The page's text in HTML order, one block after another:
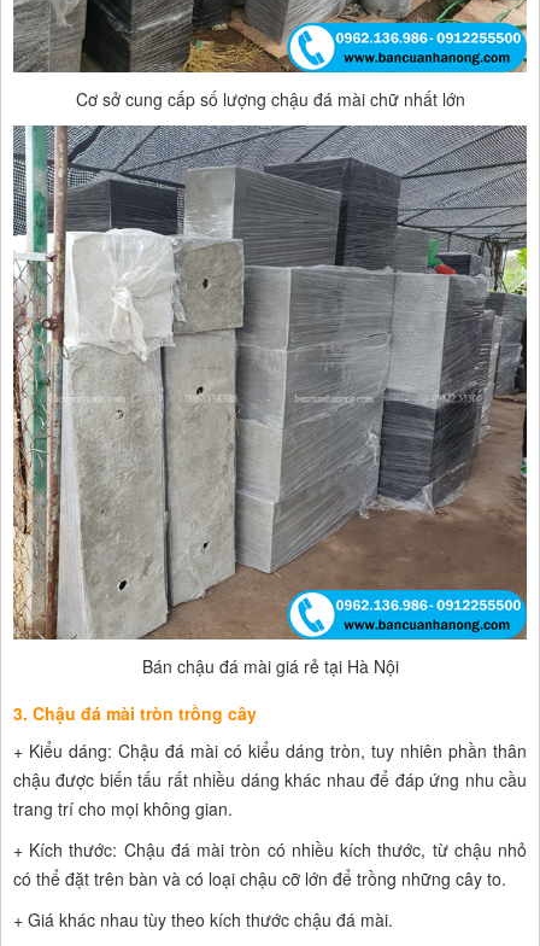
Cơ sở cung cấp số lượng chậu đá mài chữ nhất lớn
Bán chậu đá mài giá rẻ tại Hà Nội
3. Chậu đá mài tròn trồng cây
+ Kiểu dáng: Chậu đá mài có kiểu dáng tròn, tuy nhiên phần thân
chậu được biến tấu rất nhiều dáng khác nhau để đáp ứng nhu cầu
trang trí cho mọi không gian.
+ Kích thước: Chậu đá mài tròn có nhiều kích thước, từ chậu nhỏ
có thể đặt trên bàn và có loại chậu cỡ lớn để trồng những cây to.
+ Giá khác nhau tùy theo kích thước chậu đá mài.